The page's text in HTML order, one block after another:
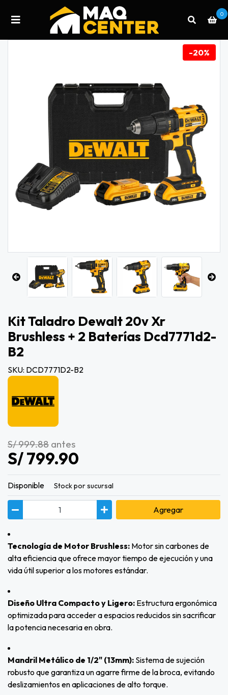
0
-20%
Kit Taladro Dewalt 20v Xr
Brushless + 2 Baterías Dcd7771d2-
B2
SKU: DCD7771D2-B2
S/ 999.88 antes
S/ 799.90
Disponible Stock por sucursal
Agregar
Tecnología de Motor Brushless: Motor sin carbones de
alta eficiencia que ofrece mayor tiempo de ejecución y una
vida útil superior a los motores estándar.
Diseño Ultra Compacto y Ligero: Estructura ergonómica
optimizada para acceder a espacios reducidos sin sacrificar
la potencia necesaria en obra.
Mandril Metálico de 1/2" (13mm): Sistema de sujeción
robusto que garantiza un agarre firme de la broca, evitando
deslizamientos en aplicaciones de alto torque.